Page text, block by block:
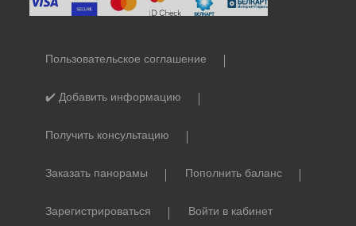
Пользовательское соглашение
✔️ Добавить информацию
Получить консультацию
Заказать панорамы Пополнить баланс
Зарегистрироваться Войти в кабинет